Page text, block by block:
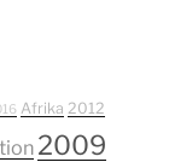
Afrika 2012
2009